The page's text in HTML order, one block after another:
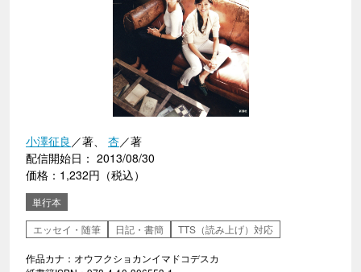
小澤征良 ／著、 杏／著
配信開始日： 2013/08/30
価格：1,232円（税込）
単行本
エッセイ・随筆
日記・書簡 TTS（読み上げ）対応
作品カナ：オウフクショカンイマドコデスカ